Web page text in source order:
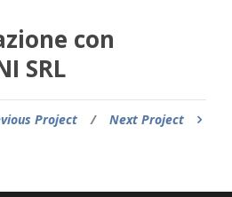
con
SRL
Project / Next Project